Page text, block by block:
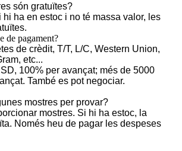
són gratuïtes?
hi ha en estoc i no té massa valor, les
de pagament?
de crèdit, T/T, L/C, Western Union,
etc...
100% per avançat; més de 5000
També es pot negociar.
mostres per provar?
mostres. Si hi ha estoc, la
Només heu de pagar les despeses